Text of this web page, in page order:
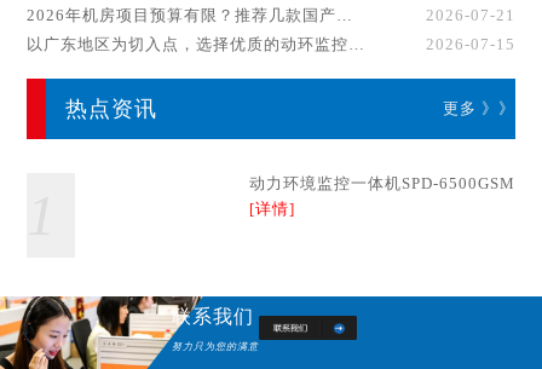
2026年机房项目预算有限？推荐几款国产动环监控系统品牌
2026-07-21
以广东地区为切入点，选择优质的动环监控系统厂家
2026-07-15
热点资讯 更多 》》
动力环境监控一体机SPD-6500GSM
[详情]
联系我们
努力只为您的满意